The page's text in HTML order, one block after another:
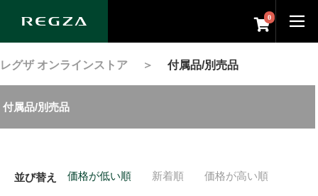
0
レグザ オンラインストア ＞ 付属品/別売品
付属品/別売品
並び替え 価格が低い順 新着順 価格が高い順